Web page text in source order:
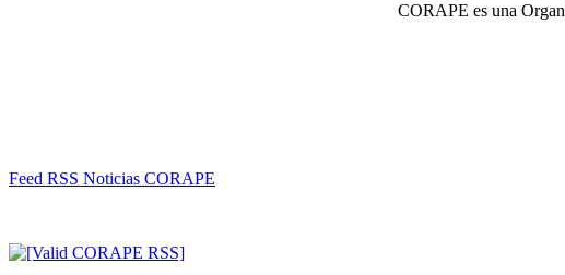
CORAPE es una
Feed RSS Noticias CORAPE